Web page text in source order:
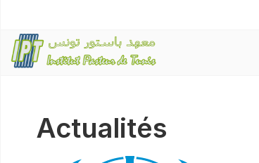
Actualités